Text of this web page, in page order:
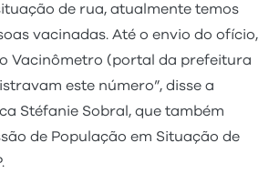
de rua, atualmente temos
vacinadas. Até o envio do ofício,
Vacinômetro (portal da prefeitura
este número”, disse a
Stéfanie Sobral, que também
de População em Situação de